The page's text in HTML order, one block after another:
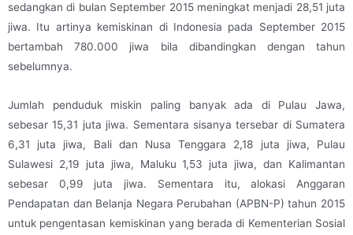
sedangkan di bulan September 2015 meningkat menjadi 28,51 juta
jiwa. Itu artinya kemiskinan di Indonesia pada September 2015
bertambah 780.000 jiwa bila dibandingkan dengan tahun
sebelumnya.
Jumlah penduduk miskin paling banyak ada di Pulau Jawa,
sebesar 15,31 juta jiwa. Sementara sisanya tersebar di Sumatera
6,31 juta jiwa, Bali dan Nusa Tenggara 2,18 juta jiwa, Pulau
Sulawesi 2,19 juta jiwa, Maluku 1,53 juta jiwa, dan Kalimantan
sebesar 0,99 juta jiwa. Sementara itu, alokasi Anggaran
Pendapatan dan Belanja Negara Perubahan (APBN-P) tahun 2015
untuk pengentasan kemiskinan yang berada di Kementerian Sosial